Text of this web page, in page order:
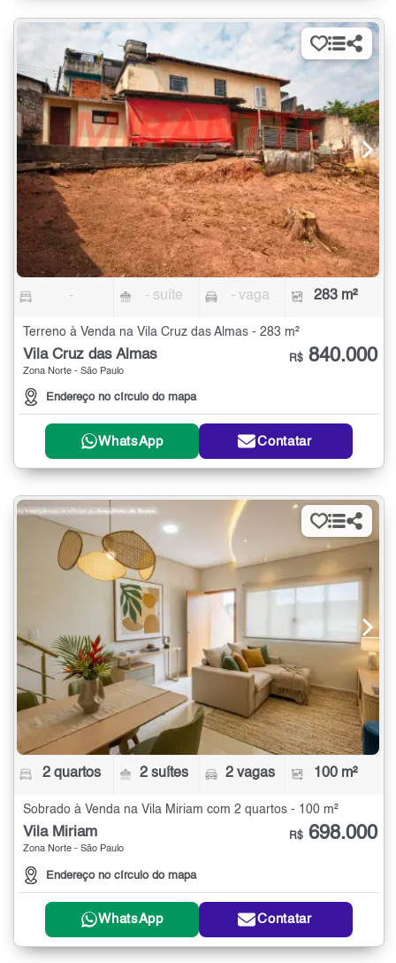
- - suíte - vaga 283 m²
Terreno à Venda na Vila Cruz das Almas - 283 m²
Vila Cruz das Almas
Zona Norte - São Paulo
Endereço no círculo do mapa
R$ 840.000
WhatsApp Contatar
2 quartos 2 suítes 2 vagas 100 m²
Sobrado à Venda na Vila Miriam com 2 quartos - 100 m²
Vila Miriam
Zona Norte - São Paulo
Endereço no círculo do mapa
R$ 698.000
WhatsApp Contatar